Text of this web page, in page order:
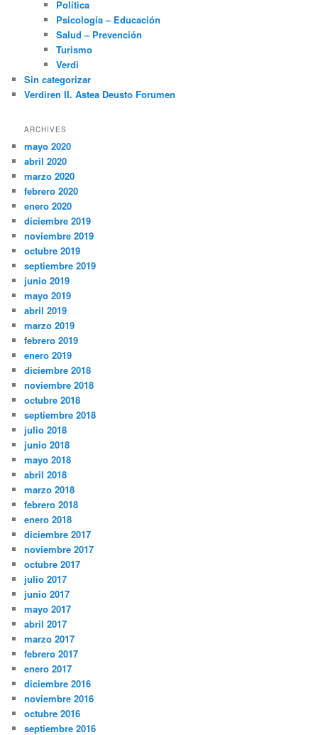
Política
Psicología – Educación
Salud – Prevención
Turismo
Verdi
Sin categorizar
Verdiren II. Astea Deusto Forumen
ARCHIVES
mayo 2020
abril 2020
marzo 2020
febrero 2020
enero 2020
diciembre 2019
noviembre 2019
octubre 2019
septiembre 2019
junio 2019
mayo 2019
abril 2019
marzo 2019
febrero 2019
enero 2019
diciembre 2018
noviembre 2018
octubre 2018
septiembre 2018
julio 2018
junio 2018
mayo 2018
abril 2018
marzo 2018
febrero 2018
enero 2018
diciembre 2017
noviembre 2017
octubre 2017
julio 2017
junio 2017
mayo 2017
abril 2017
marzo 2017
febrero 2017
enero 2017
diciembre 2016
noviembre 2016
octubre 2016
septiembre 2016